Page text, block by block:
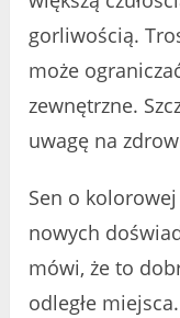
gorliwością.
może
zewnętrzne.
uwagę na
Sen o
nowych
mówi, że to
odległe miejsca.